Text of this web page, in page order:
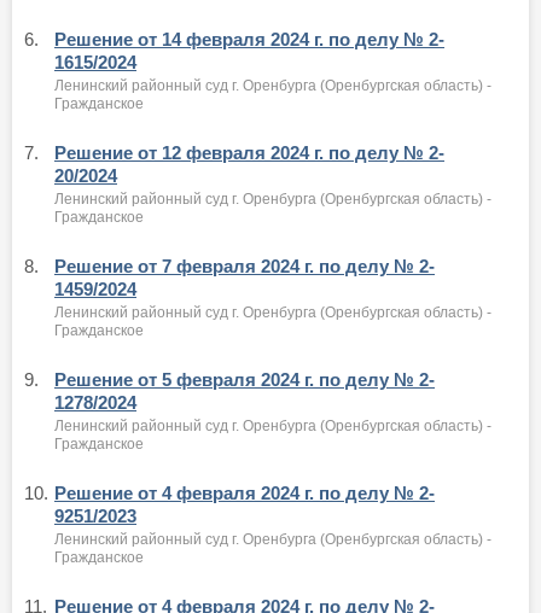
6.
Решение от 14 февраля 2024 г. по делу № 2-
1615/2024
Ленинский районный суд г. Оренбурга (Оренбургская область) -
Гражданское
7.
Решение от 12 февраля 2024 г. по делу № 2-
20/2024
Ленинский районный суд г. Оренбурга (Оренбургская область) -
Гражданское
8.
Решение от 7 февраля 2024 г. по делу № 2-
1459/2024
Ленинский районный суд г. Оренбурга (Оренбургская область) -
Гражданское
9.
Решение от 5 февраля 2024 г. по делу № 2-
1278/2024
Ленинский районный суд г. Оренбурга (Оренбургская область) -
Гражданское
10. Решение от 4 февраля 2024 г. по делу № 2-
9251/2023
Ленинский районный суд г. Оренбурга (Оренбургская область) -
Гражданское
11. Решение от 4 февраля 2024 г. по делу № 2-